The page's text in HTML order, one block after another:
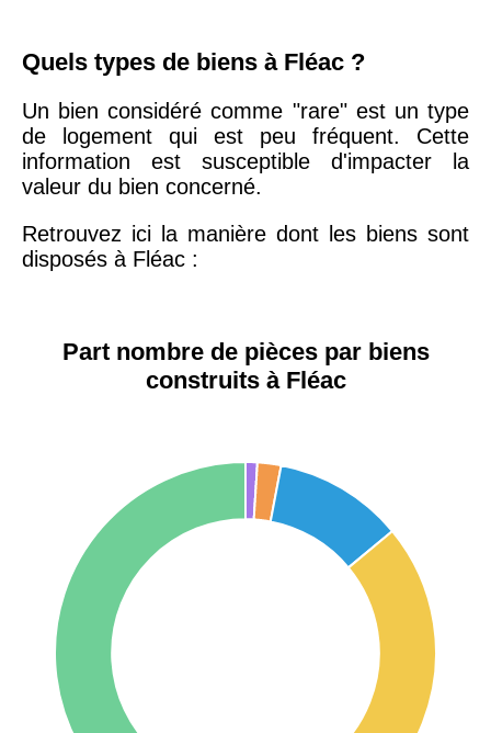
75019 -
Paris
19ème
arrondissement
51100 -Reims 3 036 € 2 667 €
75013 -Paris
13ème
10 073 €
76600 -Le Havre 2 455 € 2 453 €
Paris
arrondissement
12 687 €
75016 -
Paris
16ème
arrondissement
15 155 €
Quels types de biens à Fléac ?
Un bien considéré comme "rare" est un type
de logement qui est peu fréquent. Cette
information est susceptible d'impacter la
valeur du bien concerné.
Retrouvez ici la manière dont les biens sont
disposés à Fléac :
Part nombre de pièces par biens
construits à Fléac